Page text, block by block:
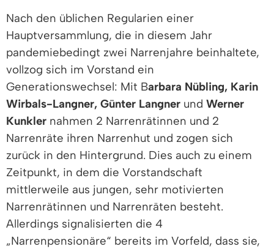
Nach den üblichen Regularien einer
Hauptversammlung, die in diesem Jahr
pandemiebedingt zwei Narrenjahre beinhaltete,
vollzog sich im Vorstand ein
Generationswechsel: Mit Barbara Nübling, Karin
Wirbals-Langner, Günter Langner und Werner
Kunkler nahmen 2 Narrenrätinnen und 2
Narrenräte ihren Narrenhut und zogen sich
zurück in den Hintergrund. Dies auch zu einem
Zeitpunkt, in dem die Vorstandschaft
mittlerweile aus jungen, sehr motivierten
Narrenrätinnen und Narrenräten besteht.
Allerdings signalisierten die 4
„Narrenpensionäre“ bereits im Vorfeld, dass sie,